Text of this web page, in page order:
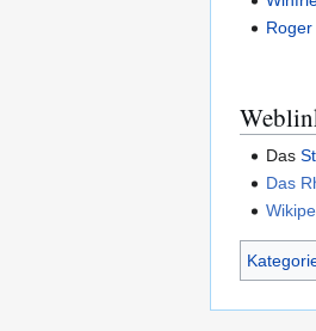
Roger
Das
Das